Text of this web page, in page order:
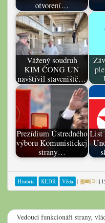
otvorení…
Vážený soudruh
KIM ČONG UN
navštívil staveniště…
Prezídium Ústredného
výboru Komunistickej
strany…
List
História KĽDR Věda | 올빼미 |
Vedoucí funkcionáři strany,